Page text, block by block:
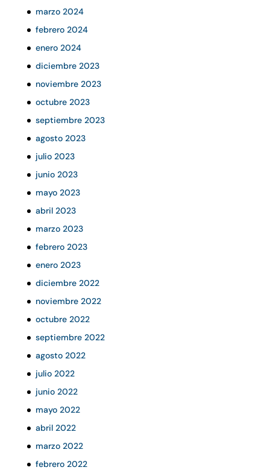
marzo 2024
febrero 2024
enero 2024
diciembre 2023
noviembre 2023
octubre 2023
septiembre 2023
agosto 2023
julio 2023
junio 2023
mayo 2023
abril 2023
marzo 2023
febrero 2023
enero 2023
diciembre 2022
noviembre 2022
octubre 2022
septiembre 2022
agosto 2022
julio 2022
junio 2022
mayo 2022
abril 2022
marzo 2022
febrero 2022